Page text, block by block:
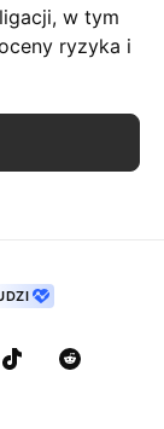
w tym
ryzyka i